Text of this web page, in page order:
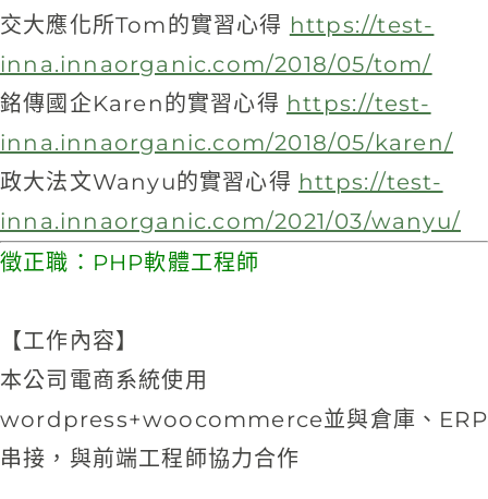
交大應化所Tom的實習心得 https://test-
inna.innaorganic.com/2018/05/tom/
銘傳國企Karen的實習心得 https://test-
inna.innaorganic.com/2018/05/karen/
政大法文Wanyu的實習心得 https://test-
inna.innaorganic.com/2021/03/wanyu/
徵正職：PHP軟體工程師
【工作內容】
本公司電商系統使用
wordpress+woocommerce並與倉庫、ERP
串接，與前端工程師協力合作